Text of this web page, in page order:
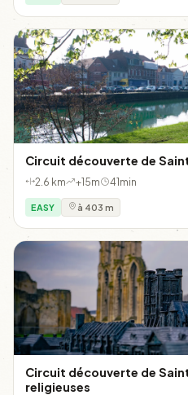
Circuit découverte de
2.6 km +15m 41min
EASY à 403 m
Circuit découverte de
religieuses